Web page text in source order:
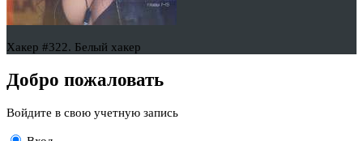
Хакер #322. Белый хакер
Добро пожаловать
Войдите в свою учетную запись